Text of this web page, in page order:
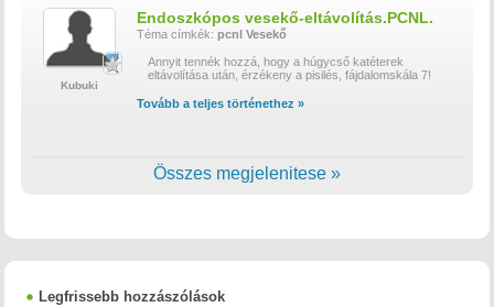
Kubuki
Endoszkópos vesekő-eltávolítás.PCNL.
Téma címkék: pcnl Vesekő
Annyit tennék hozzá, hogy a húgycső katéterek
eltávolítása után, érzékeny a pisilés, fájdalomskála 7!
Tovább a teljes történethez »
Összes megjelenitese »
Legfrissebb hozzászólások